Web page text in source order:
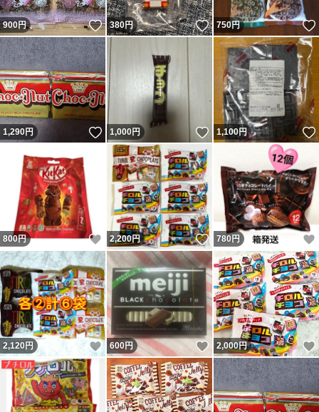
900円 いいね！
380円 いいね！
750円
1,290円 いいね！
1,000円 いいね！
1,100円
800円 いいね！
2,200円 いいね！
780 円
2,120 円 いいね！
600円 いいね！
2,000円